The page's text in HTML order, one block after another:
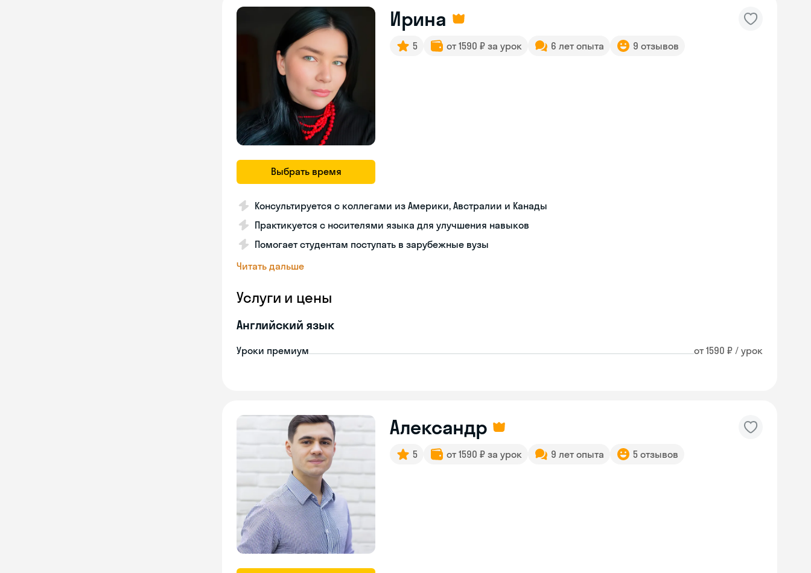
Выбрать время
Ирина
5 от 1590 ₽ за урок 6 лет опыта 9 отзывов
Консультируется с коллегами из Америки, Австралии и Канады
Практикуется с носителями языка для улучшения навыков
Помогает студентам поступать в зарубежные вузы
Читать дальше
Услуги и цены
Английский язык
Уроки премиум от 1590 ₽ / урок
Александр
5 от 1590 ₽ за урок 9 лет опыта 5 отзывов